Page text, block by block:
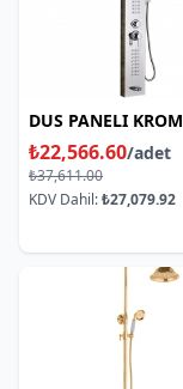
DUS PANELI KROM
₺22,566.60/adet
₺37,611.00
KDV Dahil:₺27,079.92